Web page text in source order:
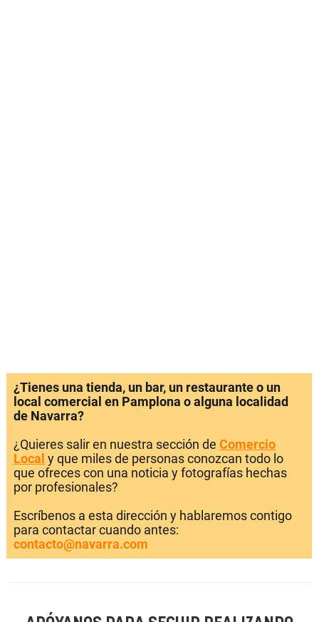
¿Tienes una tienda, un bar, un restaurante o un
local comercial en Pamplona o alguna localidad
de Navarra?
¿Quieres salir en nuestra sección de Comercio
Local y que miles de personas conozcan todo lo
que ofreces con una noticia y fotografías hechas
por profesionales?
Escríbenos a esta dirección y hablaremos contigo
para contactar cuando antes:
contacto@navarra.com